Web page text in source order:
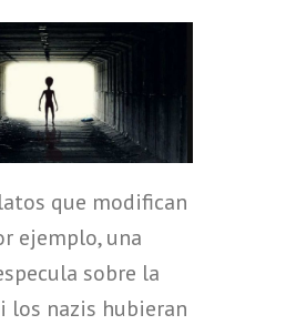
que modifican
ejemplo, una
sobre la
los nazis hubieran